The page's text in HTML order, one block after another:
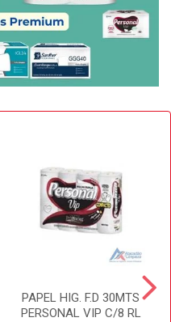
PAPEL HIG. F.D 30MTS
PERSONAL VIP C/8 RL